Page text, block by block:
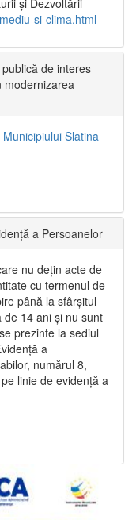
și Dezvoltării
si-clima.html
de interes
modernizarea
Slatina
a Persoanelor
nu dețin acte de
cu termenul de
până la sfârșitul
14 ani și nu sunt
prezinte la sediul
a
numărul 8,
linie de evidență a